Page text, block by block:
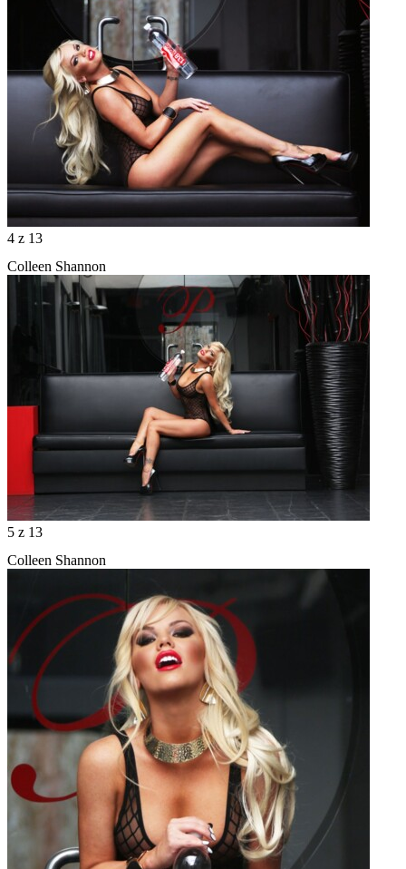
4 z 13
Colleen Shannon
5 z 13
Colleen Shannon